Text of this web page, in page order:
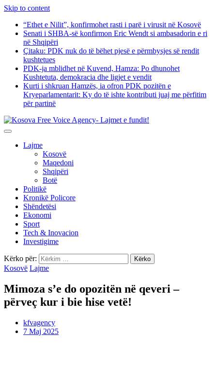
Skip to content
“Ethet e Nilit”, konfirmohet rasti i parë i virusit në Kosovë
Senati i SHBA-së konfirmon Eric Wendt si ambasadorin e ri
në Shqipëri
​Çitaku: PDK nuk do të bëhet pjesë e përmbysjes së rendit
kushtetues
PDK-ja mblidhet në Kuvend, Hamza: Po dhunohet
Kushtetuta, demokracia dhe ligjet e vendit
Kurti i shkruan Hamzës, ia ofron PDK pozitën e
Kryeparlamentarit: Ky do të ishte kontributi juaj me përfitim
për partinë
Lajme
Kosovë
Maqedoni
Shqipëri
Botë
Politikë
Kronikë Policore
Shëndetësi
Ekonomi
Sport
Tech & Inovacion
Investigime
Kërko për:
Kosovë Lajme
Mimoza s’e do opozitën në qeveri –
përveç kur i bie hise vetë!
kfvagency
7 Maj 2025